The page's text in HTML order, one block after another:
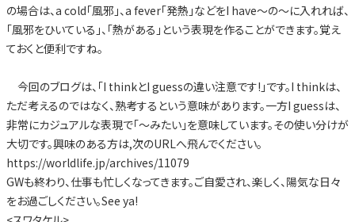
の場合は、a cold「風邪」、a fever「発熱」などをI have～の～に入れれば、
「風邪をひいている」、「熱がある」という表現を作ることができます。覚え
ておくと便利ですね。
今回のブログは、「I thinkとI guessの違い注意です!」です。I thinkは、
ただ考えるのではなく、熟考するという意味があります。一方I guessは、
非常にカジュアルな表現で「～みたい」を意味しています。その使い分けが
大切です。興味のある方は,次のURLへ飛んでください。
https://worldlife.jp/archives/11079
GWも終わり、仕事も忙しくなってきます。ご自愛され、楽しく、陽気な日々
をお過ごしください。See ya!